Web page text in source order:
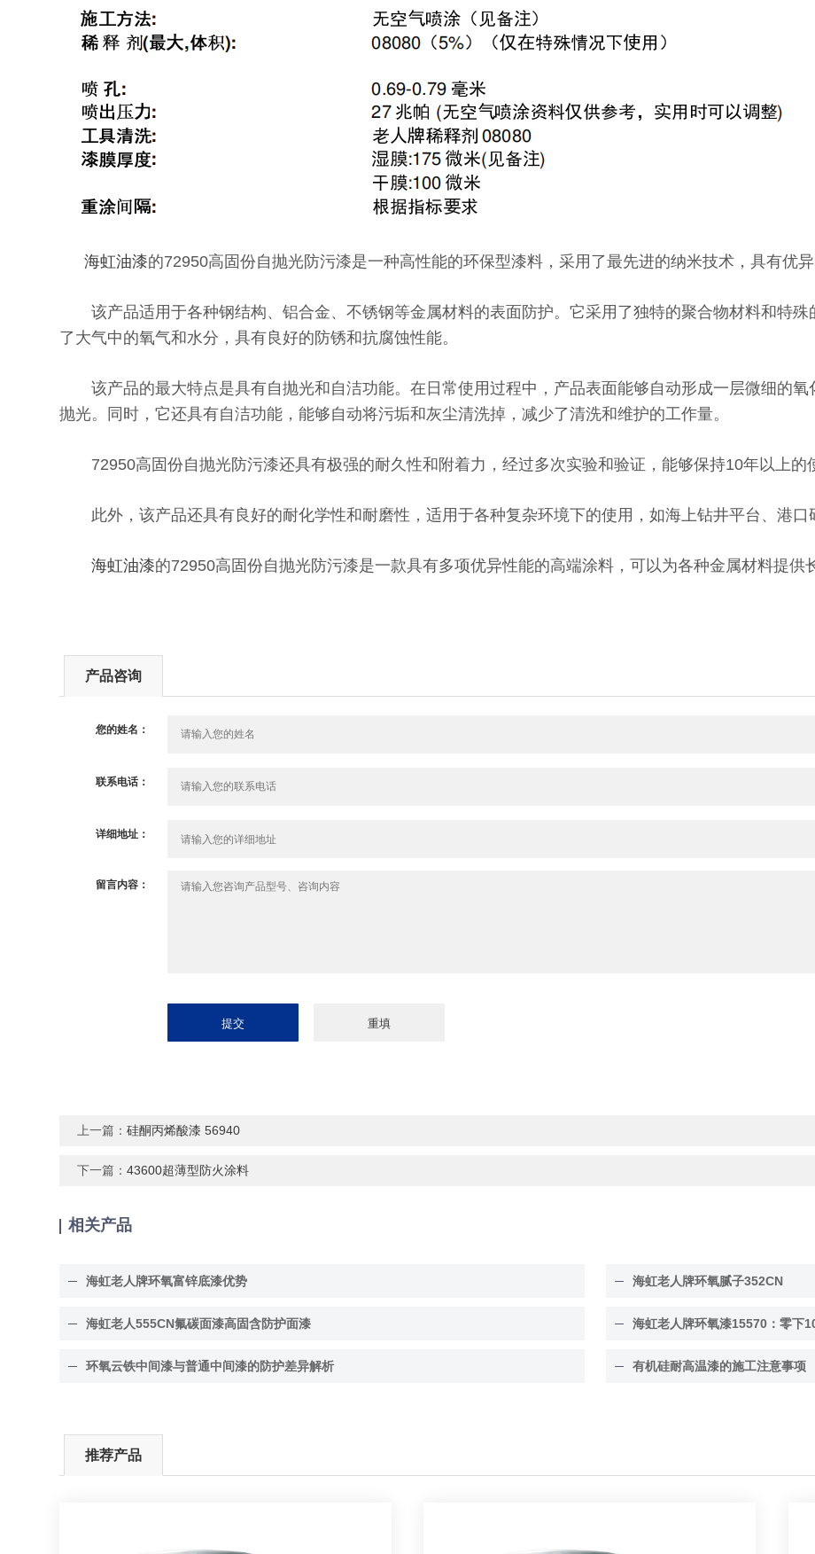
海虹油漆的72950高固份自抛光防污漆是一种高性能的环保型漆料，采用了最先进的纳米技术，具有优
该产品适用于各种钢结构、铝合金、不锈钢等金属材料的表面防护。它采用了独特的聚合物材料和特殊
了大气中的氧气和水分，具有良好的防锈和抗腐蚀性能。
该产品的最大特点是具有自抛光和自洁功能。在日常使用过程中，产品表面能够自动形成一层微细的氧
抛光。同时，它还具有自洁功能，能够自动将污垢和灰尘清洗掉，减少了清洗和维护的工作量。
72950高固份自抛光防污漆还具有极强的耐久性和附着力，经过多次实验和验证，能够保持10年以上的
此外，该产品还具有良好的耐化学性和耐磨性，适用于各种复杂环境下的使用，如海上钻井平台、港口
海虹油漆的72950高固份自抛光防污漆是一款具有多项优异性能的高端涂料，可以为各种金属材料提供
产品咨询
您的姓名：
联系电话：
详细地址：
留言内容：
上一篇：硅酮丙烯酸漆 56940
下一篇：43600超薄型防火涂料
相关产品
海虹老人牌环氧富锌底漆优势 海虹老人牌环氧腻子352CN
海虹老人555CN氟碳面漆高固含防护面漆 海虹老人牌环氧漆15570：零下
环氧云铁中间漆与普通中间漆的防护差异解析 有机硅耐高温漆的施工注意事项
推荐产品